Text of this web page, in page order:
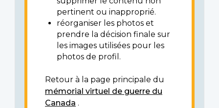
pertinent ou inapproprié.
réorganiser les photos et
prendre la décision finale sur
les images utilisées pour les
photos de profil.
Retour à la page principale du
mémorial virtuel de guerre du
Canada .